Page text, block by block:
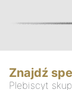
Znajdź
Plebiscyt